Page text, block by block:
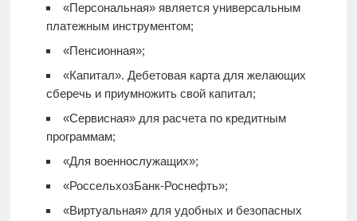
«Персональная» является универсальным
платежным инструментом;
«Пенсионная»;
«Капитал». Дебетовая картадля желающих
сберечь и приумножить свой капитал;
«Сервисная» для расчета по кредитным
программам;
«Для военнослужащих»;
«РоссельхозБанк-Роснефть»;
«Виртуальная» для удобных и безопасных